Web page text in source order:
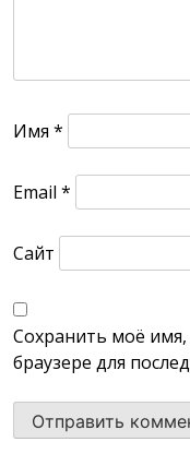
Имя *
Email *
Сайт
Сохранить моё имя,
браузере для